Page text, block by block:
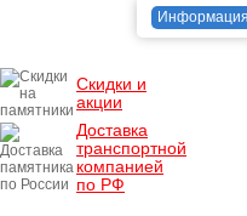
Информация
Скидки и
акции
Доставка
транспортной
компанией
по РФ